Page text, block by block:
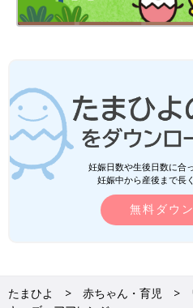
妊娠日数や生後日数に合
妊娠中から産後まで長
無料ダウ
たまひよ 赤ちゃん・育児